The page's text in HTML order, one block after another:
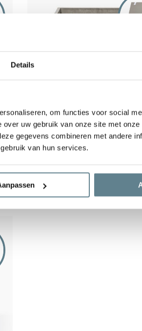
Details
om functies voor social
uw gebruik van onze site met
gegevens combineren met andere
van hun services.
Ecopots Rotterdam 50 taupe
wielen
Op voorraad
189,00